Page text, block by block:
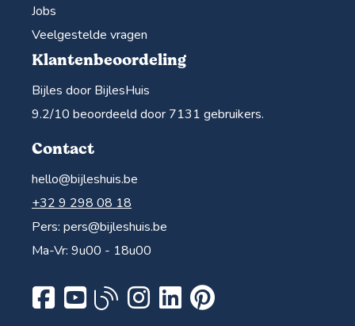
Jobs
Veelgestelde vragen
Klantenbeoordeling
Bijles door BijlesHuis
9.2/10 beoordeeld door 7131 gebruikers.
Contact
hello@bijleshuis.be
+32 9 298 08 18
Pers: pers@bijleshuis.be
Ma-Vr: 9u00 - 18u00